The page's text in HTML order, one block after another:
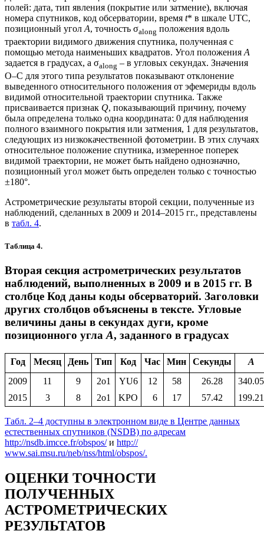
полей: дата, тип явления (покрытие или затмение), включая
номера спутников, код обсерватории, время t* в шкале UTC,
позиционный угол A, точность σalong положения вдоль
траектории видимого движения спутника, полученная с
помощью метода наименьших квадратов. Угол положения А
задается в градусах, а σalong – в угловых секундах. Значения
O–С для этого типа результатов показывают отклонение
выведенного относительного положения от эфемериды вдоль
видимой относительной траектории спутника. Также
присваивается признак Q, показывающий причину, почему
была определена только одна координата: 0 для наблюдения
полного взаимного покрытия или затмения, 1 для результатов,
следующих из низкокачественной фотометрии. В этих случаях
относительное положение спутника, измеренное поперек
видимой траектории, не может быть найдено однозначно,
позиционный угол может быть определен только с точностью
±180°.
Астрометрические результаты второй секции, полученные из
наблюдений, сделанных в 2009 и 2014–2015 гг., представлены
в табл. 4.
Таблица 4.
Вторая секция астрометрических результатов
наблюдений, выполненных в 2009 и в 2015 гг. В
столбце Код даны коды обсерваторий. Заголовки
других столбцов объяснены в тексте. Угловые
величины даны в секундах дуги, кроме
позиционного углаA, заданного в градусах
Год Месяц День Тип Код Час Мин Секунды
A
2009
11 9 2o1 YU6 12 58 26.28
340.05
2015
3 8 2o1 KPO 6 17 57.42 199.21
Табл. 2–4 доступны в электронном виде в Центре данных
естественных спутников (NSDB) по адресам
http://nsdb.imcce.fr/obspos/и http://
www.sai.msu.ru/neb/nss/html/obspos/.
ОЦЕНКИ ТОЧНОСТИ
ПОЛУЧЕННЫХ
АСТРОМЕТРИЧЕСКИХ
РЕЗУЛЬТАТОВ